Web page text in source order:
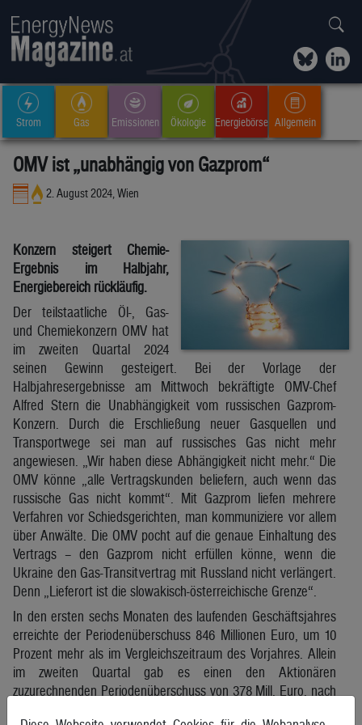
Strom Gas Emissionen Ökologie Energiebörse Allgemein
OMV ist „unabhängig von Gazprom“
2. August 2024, Wien
Konzern steigert Chemie-
Ergebnis im Halbjahr,
Energiebereich rückläufig.
Der teilstaatliche Öl-, Gas-
und Chemiekonzern OMV hat
im zweiten Quartal 2024
seinen Gewinn gesteigert. Bei der Vorlage der
Halbjahresergebnisse am Mittwoch bekräftigte OMV-Chef
Alfred Stern die Unabhängigkeit vom russischen Gazprom-
Konzern. Durch die Erschließung neuer Gasquellen und
Transportwege sei man auf russisches Gas nicht mehr
angewiesen. „Wir haben diese Abhängigkeit nicht mehr.“ Die
OMV könne „alle Vertragskunden beliefern, auch wenn das
russische Gas nicht kommt“. Mit Gazprom liefen mehrere
Verfahren vor Schiedsgerichten, man kommuniziere vor allem
über Anwälte. Die OMV pocht auf die genaue Einhaltung des
Vertrags – den Gazprom nicht erfüllen könne, wenn die
Ukraine den Gas-Transitvertrag mit Russland nicht verlängert.
Denn „Lieferort ist die slowakisch-österreichische Grenze“.
In den ersten sechs Monaten des laufenden Geschäftsjahres
erreichte der Periodenüberschuss 846 Millionen Euro, um 10
Prozent mehr als im Vergleichszeitraum des Vorjahres. Allein
im zweiten Quartal gab es einen den Aktionären
zuzurechnenden Periodenüberschuss von 378 Mill. Euro, nach